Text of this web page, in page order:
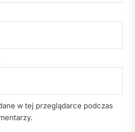
w tej przeglądarce podczas